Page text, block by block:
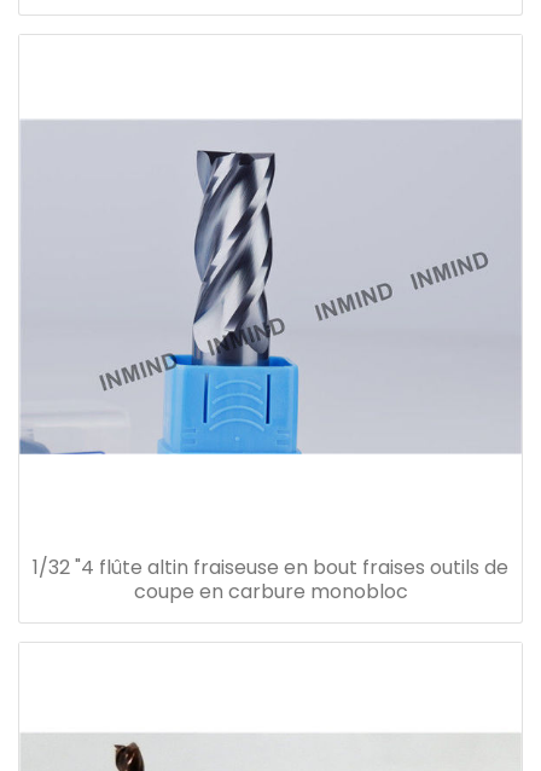
1/32 "4 flûte altin fraiseuse en bout fraises outils de
coupe en carbure monobloc